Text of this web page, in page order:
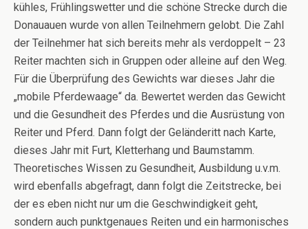
kühles, Frühlingswetter und die schöne Strecke durch die
Donauauen wurde von allen Teilnehmern gelobt. Die Zahl
der Teilnehmer hat sich bereits mehr als verdoppelt – 23
Reiter machten sich in Gruppen oder alleine auf den Weg.
Für die Überprüfung des Gewichts war dieses Jahr die
„mobile Pferdewaage“ da. Bewertet werden das Gewicht
und die Gesundheit des Pferdes und die Ausrüstung von
Reiter und Pferd. Dann folgt der Geländeritt nach Karte,
dieses Jahr mit Furt, Kletterhang und Baumstamm.
Theoretisches Wissen zu Gesundheit, Ausbildung u.v.m.
wird ebenfalls abgefragt, dann folgt die Zeitstrecke, bei
der es eben nicht nur um die Geschwindigkeit geht,
sondern auch punktgenaues Reiten und ein harmonisches